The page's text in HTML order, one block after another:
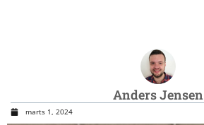
Anders Jensen
marts 1, 2024